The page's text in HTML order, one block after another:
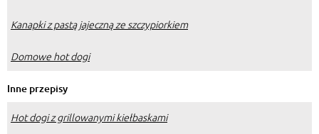
Kanapki z pastą jajeczną ze szczypiorkiem
Domowe hot dogi
Inne przepisy
Hot dogi z grillowanymi kiełbaskami